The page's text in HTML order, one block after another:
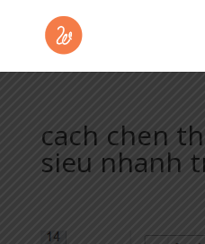
cach chen
sieu nhanh